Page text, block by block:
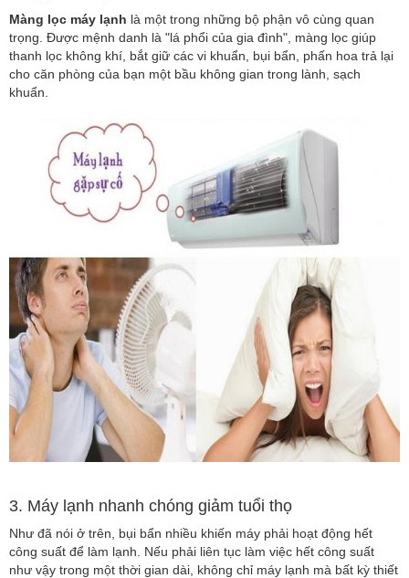
Màng lọc máy lạnh là một trong những bộ phận vô cùng quan
trọng. Được mệnh danh là "lá phổi của gia đình", màng lọc giúp
thanh lọc không khí, bắt giữ các vi khuẩn, bụi bẩn, phấn hoa trả lại
cho căn phòng của bạn một bầu không gian trong lành, sạch
khuẩn.
3. Máy lạnh nhanh chóng giảm tuổi thọ
Như đã nói ở trên, bụi bẩn nhiều khiến máy phải hoạt động hết
công suất để làm lạnh. Nếu phải liên tục làm việc hết công suất
như vậy trong một thời gian dài, không chỉ máy lạnh mà bất kỳ thiết